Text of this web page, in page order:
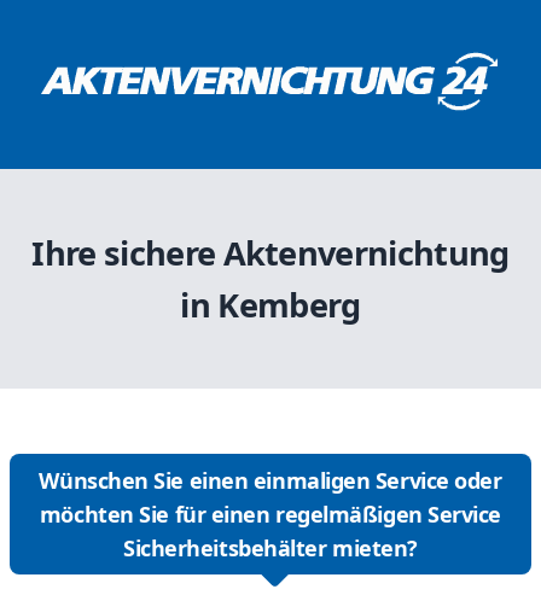
Ihre sichere Aktenvernichtung
in Kemberg
Wünschen Sie einen einmaligen Service oder
möchten Sie für einen regelmäßigen Service
Sicherheitsbehälter mieten?